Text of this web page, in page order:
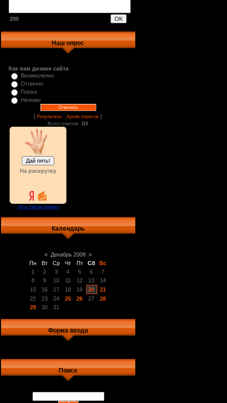
200
Наш опрос
Как вам дизаин сайта
Великолепно
Отлично
Плохо
Незнаю
[Результаты ·Архив опросов ]
Всего ответов:110
На раскрутку
Календарь
« Декабрь 2008 »
Пн
Вт Ср Чт Пт Сб
Вс
1
2 3 4 5 6
7
8
9 10 11 12 13
14
15
16 17 18 19 20
21
22
23 24 25 26 27
28
29
30 31
Форма входа
Поиск